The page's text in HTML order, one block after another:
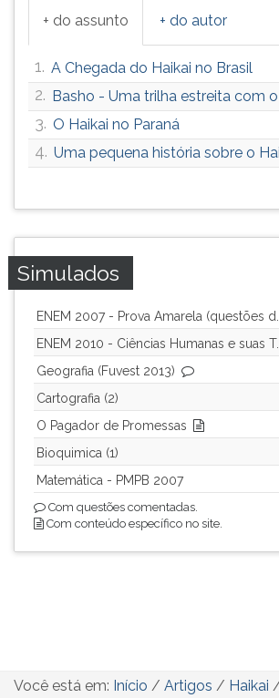
+ do assunto + do autor
1. A Chegada do Haikai no Brasil
2. Basho - Uma trilha estreita com o
3. O Haikai no Paraná
4. Uma pequena história sobre o
Simulados
ENEM 2007 - Prova Amarela (questões d...
ENEM 2010 - Ciências Humanas e suas T...
Geografia (Fuvest 2013)
Cartografia (2)
O Pagador de Promessas
Bioquimica (1)
Matemática - PMPB 2007
Com questões comentadas.
Com conteúdo específico no site.
Você está em: Início / Artigos / Haikai